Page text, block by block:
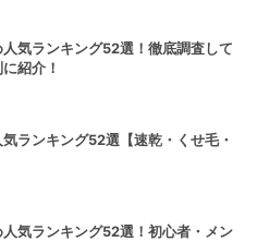
気ランキング52選！徹底調査して
紹介！
ランキング52選【速乾・くせ毛・
気ランキング52選！初心者・メン